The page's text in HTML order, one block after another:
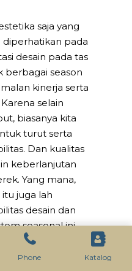
saja yang
diperhatikan pada
desain pada tas
berbagai season
kinerja serta
selain
biasanya kita
turut serta
Dan kualitas
keberlanjutan
Yang mana,
juga lah
desain dan
seasonal ini.
sebagai investasi
Phone Katalog